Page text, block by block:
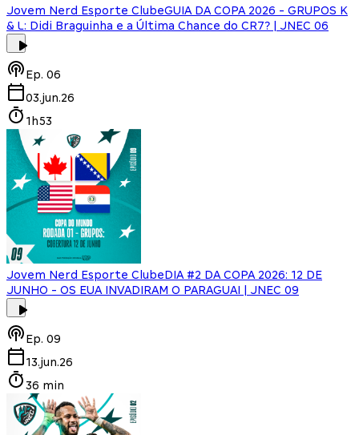
Jovem Nerd Esporte ClubeGUIA DA COPA 2026 - GRUPOS K
& L: Didi Braguinha e a Última Chance do CR7? | JNEC 06
Ep. 06
03.jun.26
1h53
Jovem Nerd Esporte ClubeDIA #2 DA COPA 2026: 12 DE
JUNHO - OS EUA INVADIRAM O PARAGUAI | JNEC 09
Ep. 09
13.jun.26
36 min